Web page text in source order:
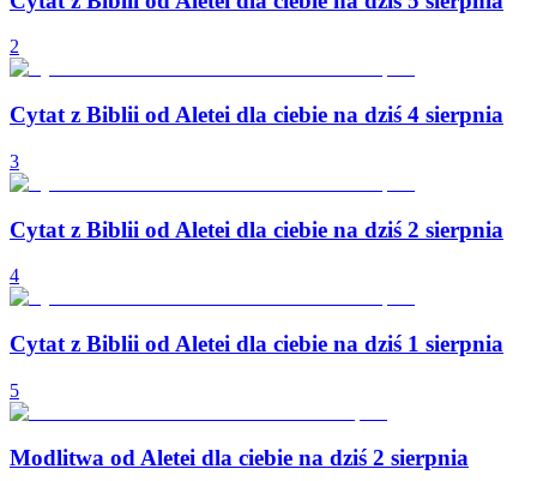
2
Cytat z Biblii od Aletei dla ciebie na dziś 4 sierpnia
3
Cytat z Biblii od Aletei dla ciebie na dziś 2 sierpnia
4
Cytat z Biblii od Aletei dla ciebie na dziś 1 sierpnia
5
Modlitwa od Aletei dla ciebie na dziś 2 sierpnia